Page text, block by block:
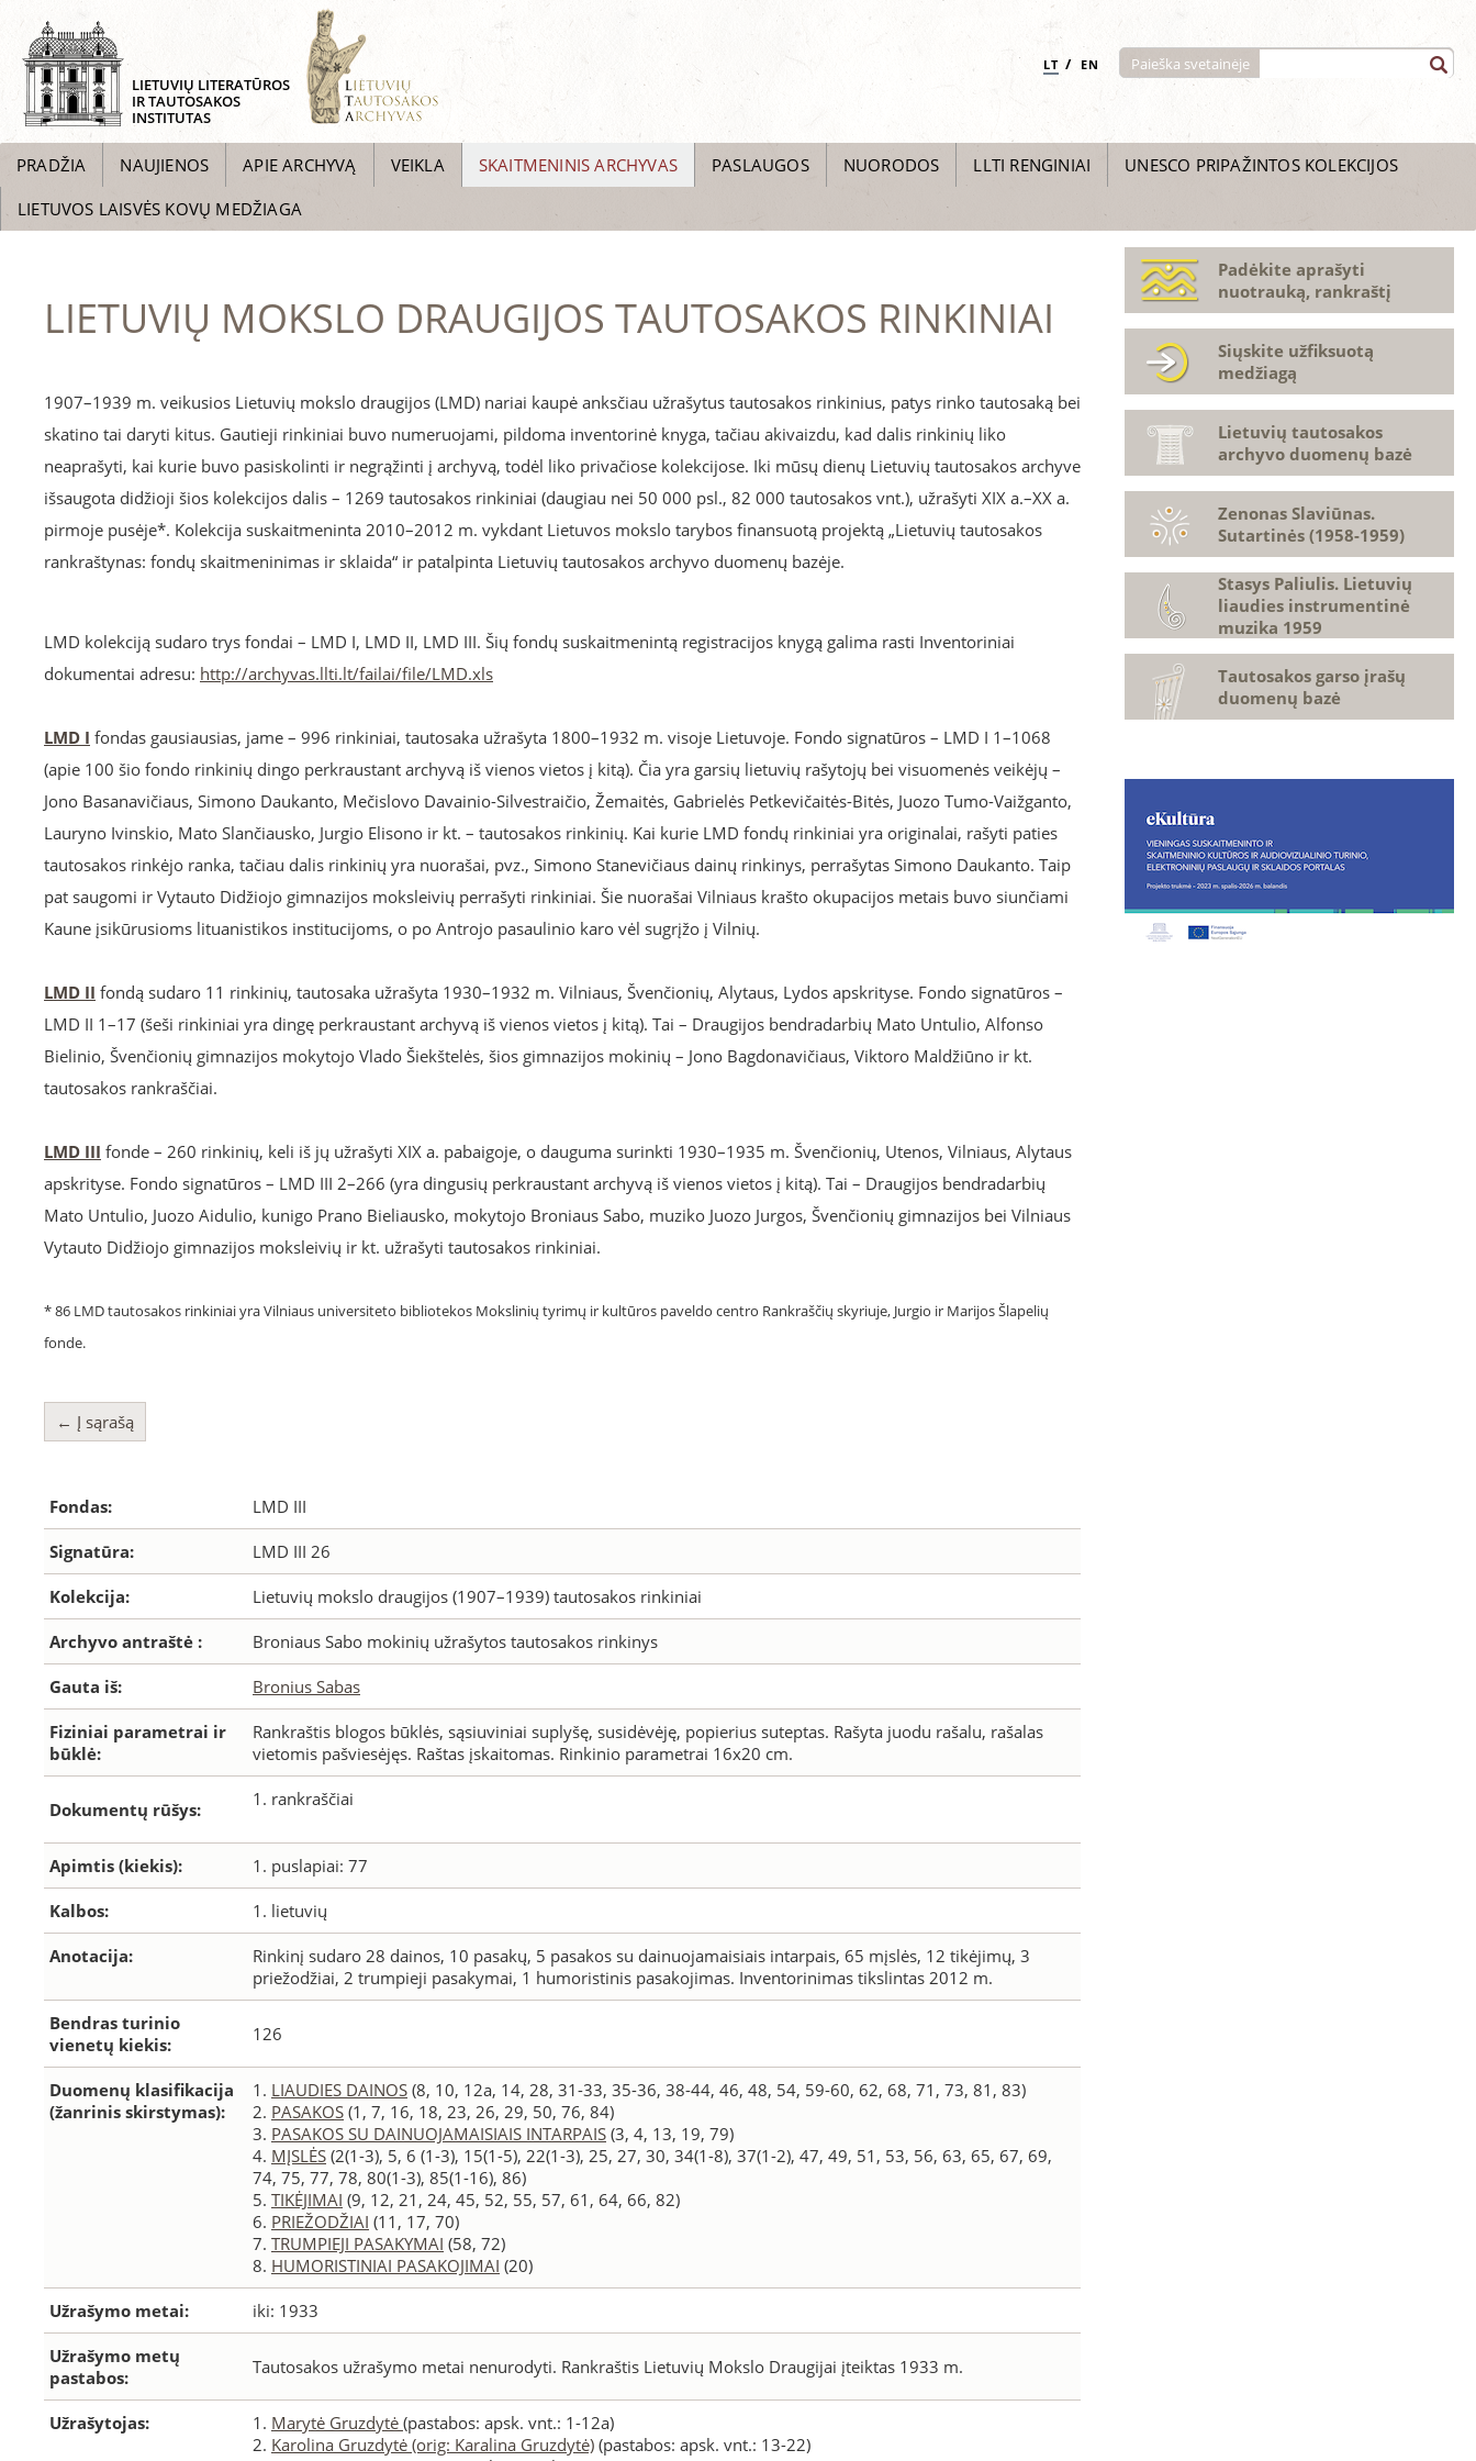
LIETUVIŲ LITERATŪROS
IR TAUTOSAKOS
INSTITUTAS
LT / EN Paieška svetainėje
PRADŽIA NAUJIENOS APIE ARCHYVĄ VEIKLA SKAITMENINIS ARCHYVAS PASLAUGOS NUORODOS LLTI RENGINIAI
UNESCO PRIPAŽINTOS KOLEKCIJOS
LIETUVOS LAISVĖS KOVŲ MEDŽIAGA
LIETUVIŲ MOKSLO DRAUGIJOS TAUTOSAKOS RINKINIAI
1907–1939 m. veikusios Lietuvių mokslo draugijos (LMD) nariai kaupė anksčiau užrašytus tautosakos rinkinius, patys rinko tautosaką bei
skatino tai daryti kitus. Gautieji rinkiniai buvo numeruojami, pildoma inventorinė knyga, tačiau akivaizdu, kad dalis rinkinių liko
neaprašyti, kai kurie buvo pasiskolinti ir negrąžinti į archyvą, todėl liko privačiose kolekcijose. Iki mūsų dienų Lietuvių tautosakos archyve
išsaugota didžioji šios kolekcijos dalis – 1269 tautosakos rinkiniai (daugiau nei 50 000 psl., 82 000 tautosakos vnt.), užrašyti XIX a.–XX a.
pirmoje pusėje*. Kolekcija suskaitmeninta 2010–2012 m. vykdant Lietuvos mokslo tarybos finansuotą projektą „Lietuvių tautosakos
rankraštynas: fondų skaitmeninimas ir sklaida“ ir patalpinta Lietuvių tautosakos archyvo duomenų bazėje.
LMD kolekciją sudaro trys fondai – LMD I, LMD II, LMD III. Šių fondų suskaitmenintą registracijos knygą galima rasti Inventoriniai
dokumentai adresu: http://archyvas.llti.lt/failai/file/LMD.xls
LMD I fondas gausiausias, jame – 996 rinkiniai, tautosaka užrašyta 1800–1932 m. visoje Lietuvoje. Fondo signatūros – LMD I 1–1068
(apie 100 šio fondo rinkinių dingo perkraustant archyvą iš vienos vietos į kitą). Čia yra garsių lietuvių rašytojų bei visuomenės veikėjų –
Jono Basanavičiaus, Simono Daukanto, Mečislovo Davainio-Silvestraičio, Žemaitės, Gabrielės Petkevičaitės-Bitės, Juozo Tumo-Vaižganto,
Lauryno Ivinskio, Mato Slančiausko, Jurgio Elisono ir kt. – tautosakos rinkinių. Kai kurie LMD fondų rinkiniai yra originalai, rašyti paties
tautosakos rinkėjo ranka, tačiau dalis rinkinių yra nuorašai, pvz., Simono Stanevičiaus dainų rinkinys, perrašytas Simono Daukanto. Taip
pat saugomi ir Vytauto Didžiojo gimnazijos moksleivių perrašyti rinkiniai. Šie nuorašai Vilniaus krašto okupacijos metais buvo siunčiami
Kaune įsikūrusioms lituanistikos institucijoms, o po Antrojo pasaulinio karo vėl sugrįžo į Vilnių.
LMD II fondą sudaro 11 rinkinių, tautosaka užrašyta 1930–1932 m. Vilniaus, Švenčionių, Alytaus, Lydos apskrityse. Fondo signatūros –
LMD II 1–17 (šeši rinkiniai yra dingę perkraustant archyvą iš vienos vietos į kitą). Tai – Draugijos bendradarbių Mato Untulio, Alfonso
Bielinio, Švenčionių gimnazijos mokytojo Vlado Šiekštelės, šios gimnazijos mokinių – Jono Bagdonavičiaus, Viktoro Maldžiūno ir kt.
tautosakos rankraščiai.
LMD III fonde – 260 rinkinių, keli iš jų užrašyti XIX a. pabaigoje, o dauguma surinkti 1930–1935 m. Švenčionių, Utenos, Vilniaus, Alytaus
apskrityse. Fondo signatūros – LMD III 2–266 (yra dingusių perkraustant archyvą iš vienos vietos į kitą). Tai – Draugijos bendradarbių
Mato Untulio, Juozo Aidulio, kunigo Prano Bieliausko, mokytojo Broniaus Sabo, muziko Juozo Jurgos, Švenčionių gimnazijos bei Vilniaus
Vytauto Didžiojo gimnazijos moksleivių ir kt. užrašyti tautosakos rinkiniai.
* 86 LMD tautosakos rinkiniai yra Vilniaus universiteto bibliotekos Mokslinių tyrimų ir kultūros paveldo centro Rankraščių skyriuje, Jurgio ir Marijos Šlapelių
fonde.
← Į sąrašą
Fondas: LMD III
Signatūra: LMD III 26
Kolekcija: Lietuvių mokslo draugijos (1907–1939) tautosakos rinkiniai
Archyvo antraštė : Broniaus Sabo mokinių užrašytos tautosakos rinkinys
Gauta iš: Bronius Sabas
Fiziniai parametrai ir
būklė:
Rankraštis blogos būklės, sąsiuviniai suplyšę, susidėvėję, popierius suteptas. Rašyta juodu rašalu, rašalas
vietomis pašviesėjęs. Raštas įskaitomas. Rinkinio parametrai 16x20 cm.
Dokumentų rūšys: 1. rankraščiai
Apimtis (kiekis): 1. puslapiai: 77
Kalbos: 1. lietuvių
Anotacija:
Rinkinį sudaro 28 dainos, 10 pasakų, 5 pasakos su dainuojamaisiais intarpais, 65 mįslės, 12 tikėjimų, 3
priežodžiai, 2 trumpieji pasakymai, 1 humoristinis pasakojimas. Inventorinimas tikslintas 2012 m.
Bendras turinio
vienetų kiekis:
126
Duomenų klasifikacija
(žanrinis skirstymas):
1. LIAUDIES DAINOS (8, 10, 12a, 14, 28, 31-33, 35-36, 38-44, 46, 48, 54, 59-60, 62, 68, 71, 73, 81, 83)
2. PASAKOS (1, 7, 16, 18, 23, 26, 29, 50, 76, 84)
3. PASAKOS SU DAINUOJAMAISIAIS INTARPAIS (3, 4, 13, 19, 79)
4. MĮSLĖS (2(1-3), 5, 6 (1-3), 15(1-5), 22(1-3), 25, 27, 30, 34(1-8), 37(1-2), 47, 49, 51, 53, 56, 63, 65, 67, 69,
74, 75, 77, 78, 80(1-3), 85(1-16), 86)
5. TIKĖJIMAI (9, 12, 21, 24, 45, 52, 55, 57, 61, 64, 66, 82)
6. PRIEŽODŽIAI (11, 17, 70)
7. TRUMPIEJI PASAKYMAI (58, 72)
8. HUMORISTINIAI PASAKOJIMAI (20)
Užrašymo metai: iki: 1933
Užrašymo metų
pastabos:
Tautosakos užrašymo metai nenurodyti. Rankraštis Lietuvių Mokslo Draugijai įteiktas 1933 m.
Užrašytojas: 1. Marytė Gruzdytė (pastabos: apsk. vnt.: 1-12a)
2. Karolina Gruzdytė (orig: Karalina Gruzdytė) (pastabos: apsk. vnt.: 13-22)
Padėkite aprašyti
nuotrauką, rankraštį
Siųskite užfiksuotą
medžiagą
Lietuvių tautosakos
archyvo duomenų bazė
Zenonas Slaviūnas.
Sutartinės (1958-1959)
Stasys Paliulis. Lietuvių
liaudies instrumentinė
muzika 1959
Tautosakos garso įrašų
duomenų bazė